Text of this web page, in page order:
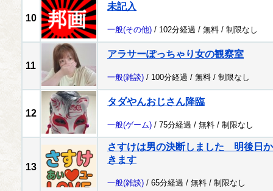
10
未記入
一般(その他) / 102分経過 / 無料 / 制限なし
11
アラサーぽっちゃり女の観察室
一般(雑談) / 100分経過 / 無料 / 制限なし
12
タダやんおじさん降臨
一般(ゲーム) / 75分経過 / 無料 / 制限なし
13
さすけは男の決断しました 明後日
きます
一般(雑談) / 65分経過 / 無料 / 制限なし